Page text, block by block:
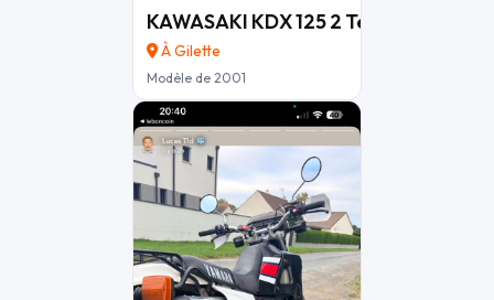
KAWASAKI KDX 125 2 Temps
À Gilette
Modèle de 2001